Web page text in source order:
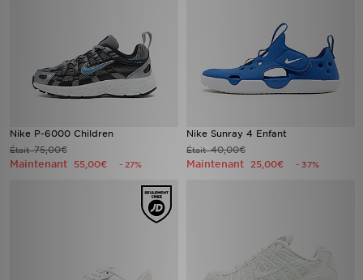
Nike P-6000 Children
Était75,00€
Maintenant 55,00€ - 27%
Nike Sunray 4 Enfant
Était40,00€
Maintenant 25,00€ - 37%